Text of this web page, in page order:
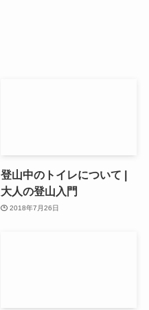
登山中のトイレについて |
大人の登山入門
2018年7月26日